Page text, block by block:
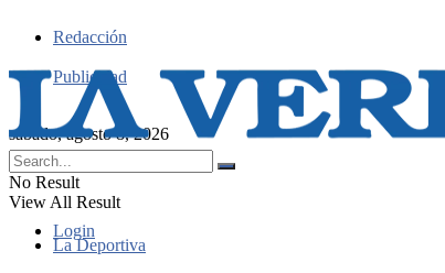
Redacción
Publicidad
sábado, agosto 8, 2026
Login
No Result
View All Result
La Deportiva